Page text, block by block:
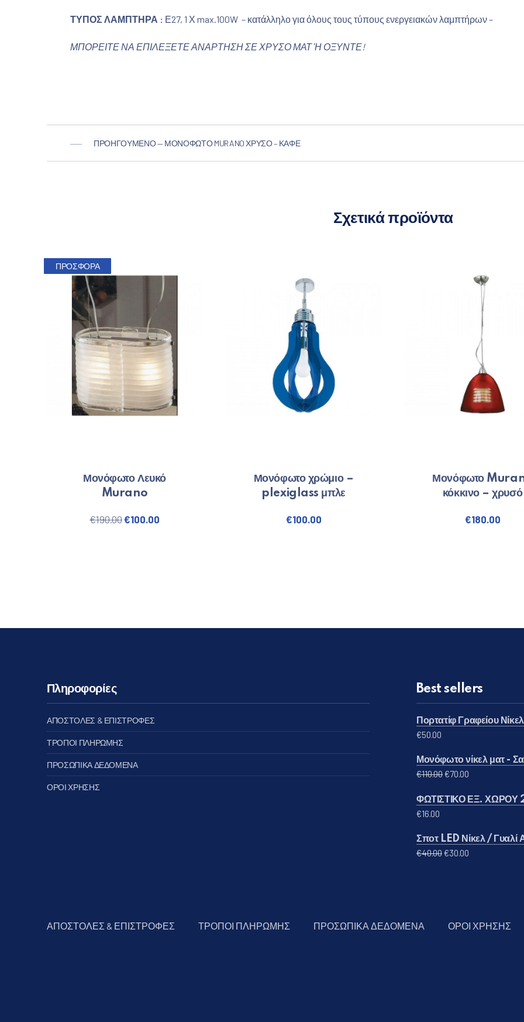
ΤΥΠΟΣ ΛΑΜΠΤΗΡΑ : Ε27, 1 Χ max.100W – κατάλληλο για όλους τους τύπους ενεργειακών λαμπτήρων –
ΜΠΟΡΕΙΤΕ ΝΑ ΕΠΙΛΕΞΕΤΕ ΑΝΑΡΤΗΣΗ ΣΕ ΧΡΥΣΟ ΜΑΤ Ή ΟΞΥΝΤΕ!
ΠΡΟΗΓΟΎΜΕΝΟ — ΜΟΝΌΦΩΤΟ MURANO ΧΡΥΣΌ – ΚΑΦΈ
Σχετικά προϊόντα
ΠΡΟΣΦΟΡΆ
Μονόφωτο Λευκό
Murano
€190.00Original price was: €190.00.
€100.00 Η τρέχουσα τιμή είναι: €100.00.
Μονόφωτο χρώμιο –
plexiglass μπλε
€100.00
Μονόφωτο
κόκκινο – χρυσό
€180.00
Πληροφορίες
ΑΠΟΣΤΟΛΕΣ & ΕΠΙΣΤΡΟΦΕΣ
ΤΡΟΠΟΙ ΠΛΗΡΩΜΗΣ
ΠΡΟΣΩΠΙΚΑ ΔΕΔΟΜΕΝΑ
ΟΡΟΙ ΧΡΗΣΗΣ
Best sellers
Πορτατίφ Γραφείου
€50.00
Μονόφωτο νίκελ ματ -
€110.00Original price was:
€70.00
ΦΩΤΙΣΤΙΚΟ ΕΞ. ΧΩΡΟΥ
€16.00
Σποτ LED Νίκελ / Γυαλί
€40.00Original price was:
€30.00
ΑΠΟΣΤΟΛΕΣ & ΕΠΙΣΤΡΟΦΕΣ ΤΡΟΠΟΙ ΠΛΗΡΩΜΗΣ ΠΡΟΣΩΠΙΚΑ ΔΕΔΟΜΕΝΑ ΟΡΟΙ ΧΡΗΣΗΣ